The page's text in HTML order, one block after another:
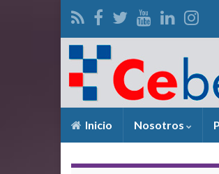
Inicio Nosotros